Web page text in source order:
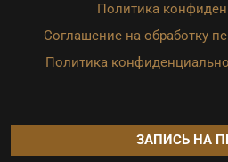
Политика
Соглашение на обработку
Политика
ЗАПИСЬ НА